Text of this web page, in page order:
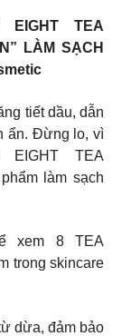
TEA
LÀM SẠCH
tiết dầu, dẫn
ẩn. Đừng lo, vì
TEA
làm sạch
xem 8 TEA
trong skincare
dừa, đảm bảo